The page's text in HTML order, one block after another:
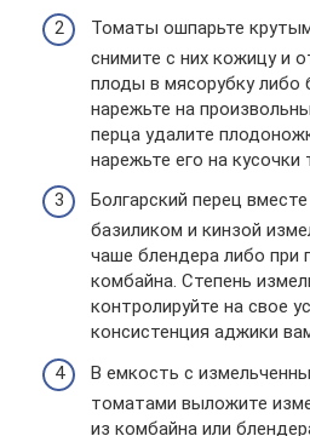
Томаты ошпарьте
снимите с них кожицу и
плоды в мясорубку либо
нарежьте на
перца удалите
нарежьте его на кусочки
Болгарский перец
базиликом и кинзой
чаше блендера либо при
комбайна. Степень
контролируйте на свое
консистенция аджики
В емкость с
томатами выложите
из комбайна или